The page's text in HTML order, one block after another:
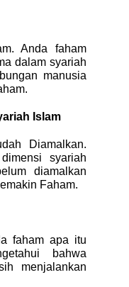
Anda faham
dalam syariah
manusia
Islam
Diamalkan.
syariah
diamalkan
Faham.
faham apa itu
bahwa
menjalankan